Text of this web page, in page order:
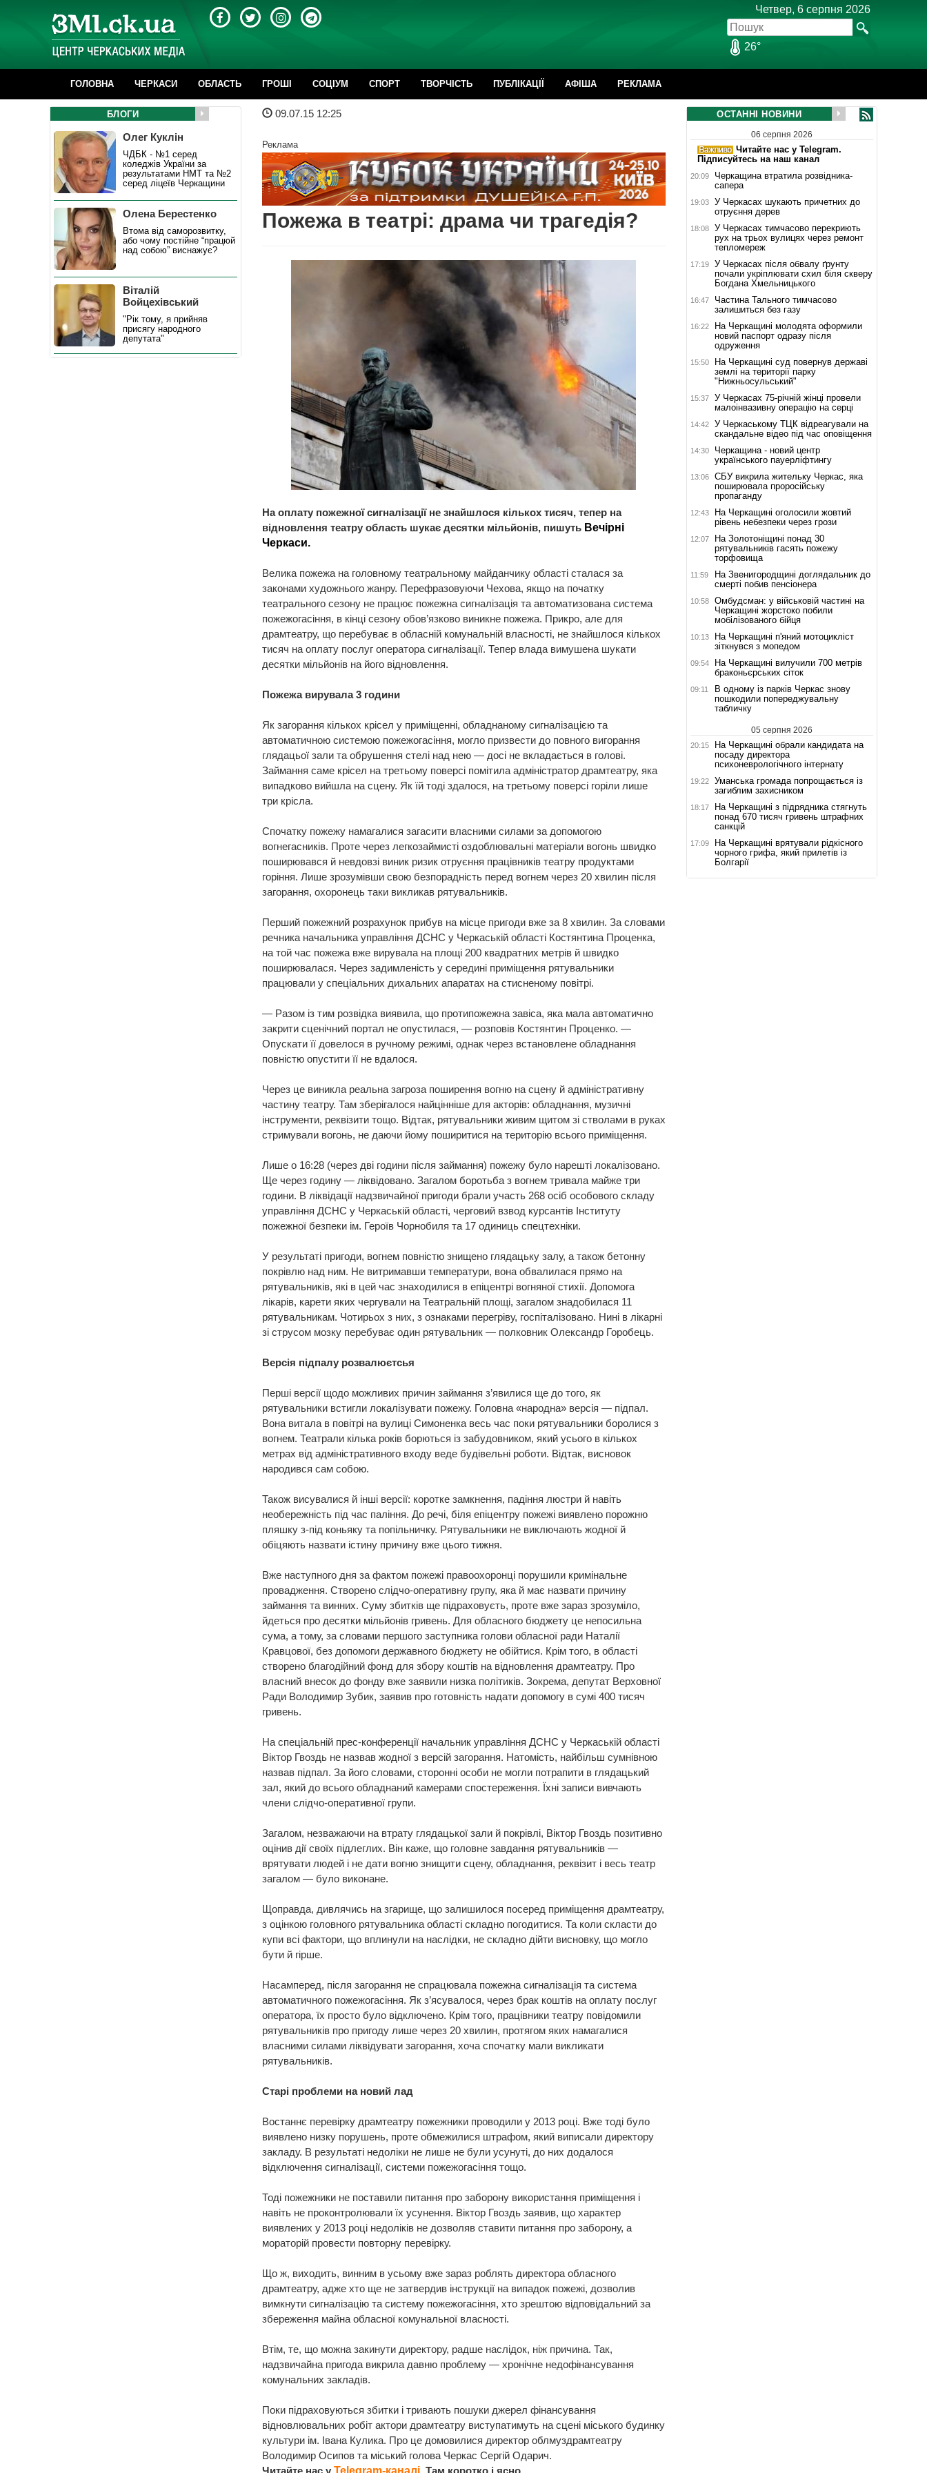
Четвер, 6 серпня 2026
26°
ГОЛОВНА ЧЕРКАСИ ОБЛАСТЬ ГРОШІ CОЦІУМ СПОРТ ТВОРЧІСТЬ ПУБЛІКАЦІЇ АФІША РЕКЛАМА
09.07.15 12:25
Реклама
Пожежа в театрі: драма чи трагедія?
На оплату пожежної сигналізації не знайшлося кількох тисяч, тепер на
відновлення театру область шукає десятки мільйонів, пишуть Вечірні
Черкаси.
Велика пожежа на головному театральному майданчику області сталася за
законами художнього жанру. Перефразовуючи Чехова, якщо на початку
театрального сезону не працює пожежна сигналізація та автоматизована система
пожежогасіння, в кінці сезону обов’язково виникне пожежа. Прикро, але для
драмтеатру, що перебуває в обласній комунальній власності, не знайшлося кількох
тисяч на оплату послуг оператора сигналізації. Тепер влада вимушена шукати
десятки мільйонів на його відновлення.
Пожежа вирувала 3 години
Як загорання кількох крісел у приміщенні, обладнаному сигналізацією та
автоматичною системою пожежогасіння, могло призвести до повного вигорання
глядацьої зали та обрушення стелі над нею — досі не вкладається в голові.
Займання саме крісел на третьому поверсі помітила адміністратор драмтеатру, яка
випадково вийшла на сцену. Як їй тоді здалося, на третьому поверсі горіли лише
три крісла.
Спочатку пожежу намагалися загасити власними силами за допомогою
вогнегасників. Проте через легкозаймисті оздоблювальні матеріали вогонь швидко
поширювався й невдовзі виник ризик отруєння працівників театру продуктами
горіння. Лише зрозумівши свою безпорадність перед вогнем через 20 хвилин після
загорання, охоронець таки викликав рятувальників.
Перший пожежний розрахунок прибув на місце пригоди вже за 8 хвилин. За словами
речника начальника управління ДСНС у Черкаській області Костянтина Проценка,
на той час пожежа вже вирувала на площі 200 квадратних метрів й швидко
поширювалася. Через задимленість у середині приміщення рятувальники
працювали у спеціальних дихальних апаратах на стисненому повітрі.
— Разом із тим розвідка виявила, що протипожежна завіса, яка мала автоматично
закрити сценічний портал не опустилася, — розповів Костянтин Проценко. —
Опускати її довелося в ручному режимі, однак через встановлене обладнання
повністю опустити її не вдалося.
Через це виникла реальна загроза поширення вогню на сцену й адміністративну
частину театру. Там зберігалося найцінніше для акторів: обладнання, музичні
інструменти, реквізити тощо. Відтак, рятувальники живим щитом зі стволами в руках
стримували вогонь, не даючи йому поширитися на територію всього приміщення.
Лише о 16:28 (через дві години після займання) пожежу було нарешті локалізовано.
Ще через годину — ліквідовано. Загалом боротьба з вогнем тривала майже три
години. В ліквідації надзвичайної пригоди брали участь 268 осіб особового складу
управління ДСНС у Черкаській області, черговий взвод курсантів Інституту
пожежної безпеки ім. Героїв Чорнобиля та 17 одиниць спецтехніки.
У результаті пригоди, вогнем повністю знищено глядацьку залу, а також бетонну
покрівлю над ним. Не витримавши температури, вона обвалилася прямо на
рятувальників, які в цей час знаходилися в епіцентрі вогняної стихії. Допомога
лікарів, карети яких чергували на Театральній площі, загалом знадобилася 11
рятувальникам. Чотирьох з них, з ознаками перегріву, госпіталізовано. Нині в лікарні
зі струсом мозку перебуває один рятувальник — полковник Олександр Горобець.
Версія підпалу розвалюєтсья
Перші версії щодо можливих причин займання з’явилися ще до того, як
рятувальники встигли локалізувати пожежу. Головна «народна» версія — підпал.
Вона витала в повітрі на вулиці Симоненка весь час поки рятувальники боролися з
вогнем. Театрали кілька років борються із забудовником, який усього в кількох
метрах від адміністративного входу веде будівельні роботи. Відтак, висновок
народився сам собою.
Також висувалися й інші версії: коротке замкнення, падіння люстри й навіть
необережність під час паління. До речі, біля епіцентру пожежі виявлено порожню
пляшку з-під коньяку та попільничку. Рятувальники не виключають жодної й
обіцяють назвати істину причину вже цього тижня.
Вже наступного дня за фактом пожежі правоохоронці порушили кримінальне
провадження. Створено слідчо-оперативну групу, яка й має назвати причину
займання та винних. Суму збитків ще підраховуєть, проте вже зараз зрозуміло,
йдеться про десятки мільйонів гривень. Для обласного бюджету це непосильна
сума, а тому, за словами першого заступника голови обласної ради Наталії
Кравцової, без допомоги державного бюджету не обійтися. Крім того, в області
створено благодійний фонд для збору коштів на відновлення драмтеатру. Про
власний внесок до фонду вже заявили низка політиків. Зокрема, депутат Верховної
Ради Володимир Зубик, заявив про готовність надати допомогу в сумі 400 тисяч
гривень.
На спеціальній прес-конференції начальник управління ДСНС у Черкаській області
Віктор Гвоздь не назвав жодної з версій загорання. Натомість, найбільш сумнівною
назвав підпал. За його словами, сторонні особи не могли потрапити в глядацький
зал, який до всього обладнаний камерами спостереження. Їхні записи вивчають
члени слідчо-оперативної групи.
Загалом, незважаючи на втрату глядацької зали й покрівлі, Віктор Гвоздь позитивно
оцінив дії своїх підлеглих. Він каже, що головне завдання рятувальників —
врятувати людей і не дати вогню знищити сцену, обладнання, реквізит і весь театр
загалом — було виконане.
Щоправда, дивлячись на згарище, що залишилося посеред приміщення драмтеатру,
з оцінкою головного рятувальника області складно погодитися. Та коли скласти до
купи всі фактори, що вплинули на наслідки, не складно дійти висновку, що могло
бути й гірше.
Насамперед, після загорання не спрацювала пожежна сигналізація та система
автоматичного пожежогасіння. Як з’ясувалося, через брак коштів на оплату послуг
оператора, їх просто було відключено. Крім того, працівники театру повідомили
рятувальників про пригоду лише через 20 хвилин, протягом яких намагалися
власними силами ліквідувати загорання, хоча спочатку мали викликати
рятувальників.
Старі проблеми на новий лад
Востаннє перевірку драмтеатру пожежники проводили у 2013 році. Вже тоді було
виявлено низку порушень, проте обмежилися штрафом, який виписали директору
закладу. В результаті недоліки не лише не були усунуті, до них додалося
відключення сигналізації, системи пожежогасіння тощо.
Тоді пожежники не поставили питання про заборону використання приміщення і
навіть не проконтролювали їх усунення. Віктор Гвоздь заявив, що характер
виявлених у 2013 році недоліків не дозволяв ставити питання про заборону, а
мораторій провести повторну перевірку.
Що ж, виходить, винним в усьому вже зараз роблять директора обласного
драмтеатру, адже хто ще не затвердив інструкції на випадок пожежі, дозволив
вимкнути сигналізацію та систему пожежогасіння, хто зрештою відповідальний за
збереження майна обласної комунальної власності.
Втім, те, що можна закинути директору, радше наслідок, ніж причина. Так,
надзвичайна пригода викрила давню проблему — хронічне недофінансування
комунальних закладів.
Поки підраховуються збитки і тривають пошуки джерел фінансування
відновлювальних робіт актори драмтеатру виступатимуть на сцені міського будинку
культури ім. Івана Кулика. Про це домовилися директор облмуздрамтеатру
Володимир Осипов та міський голова Черкас Сергій Одарич.
Читайте нас у Telegram-каналі. Там коротко і ясно.
БЛОГИ
Олег Куклін
ЧДБК - №1 серед
коледжів України за
результатами НМТ та №2
серед ліцеїв Черкащини
Олена Берестенко
Втома від саморозвитку,
або чому постійне “працюй
над собою” виснажує?
Віталій
Войцехівський
"Рік тому, я прийняв
присягу народного
депутата"
ОСТАННІ НОВИНИ
06 серпня 2026
Читайте нас у Telegram.
Підписуйтесь на наш канал
20:09
Черкащина втратила розвідника-
сапера
19:03
У Черкасах шукають причетних до
отруєння дерев
18:08
У Черкасах тимчасово перекриють
рух на трьох вулицях через ремонт
тепломереж
17:19
У Черкасах після обвалу ґрунту
почали укріплювати схил біля скверу
Богдана Хмельницького
16:47
Частина Тального тимчасово
залишиться без газу
16:22
На Черкащині молодята оформили
новий паспорт одразу після
одруження
15:50
На Черкащині суд повернув державі
землі на території парку
"Нижньосульський"
15:37
У Черкасах 75-річній жінці провели
малоінвазивну операцію на серці
14:42
У Черкаському ТЦК відреагували на
скандальне відео під час оповіщення
14:30
Черкащина - новий центр
українського пауерліфтингу
13:06
СБУ викрила жительку Черкас, яка
поширювала проросійську
пропаганду
12:43
На Черкащині оголосили жовтий
рівень небезпеки через грози
12:07
На Золотоніщині понад 30
рятувальників гасять пожежу
торфовища
11:59
На Звенигородщині доглядальник до
смерті побив пенсіонера
10:58
Омбудсман: у військовій частині на
Черкащині жорстоко побили
мобілізованого бійця
10:13
На Черкащині п'яний мотоцикліст
зіткнувся з мопедом
09:54
На Черкащині вилучили 700 метрів
браконьєрських сіток
09:11
В одному із парків Черкас знову
пошкодили попереджувальну
табличку
05 серпня 2026
20:15
На Черкащині обрали кандидата на
посаду директора
психоневрологічного інтернату
19:22
Уманська громада попрощається із
загиблим захисником
18:17
На Черкащині з підрядника стягнуть
понад 670 тисяч гривень штрафних
санкцій
17:09
На Черкащині врятували рідкісного
чорного грифа, який прилетів із
Болгарії